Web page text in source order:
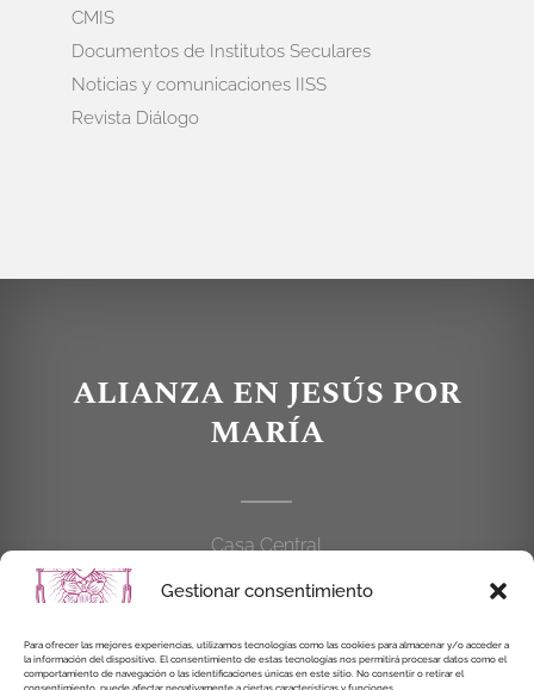
Gestionar consentimiento
Para ofrecer las mejores experiencias, utilizamos tecnologías como las cookies para almacenar y/o acceder a
la información del dispositivo. El consentimiento de estas tecnologías nos permitirá procesar datos como el
comportamiento de navegación o las identificaciones únicas en este sitio. No consentir o retirar el
consentimiento, puede afectar negativamente a ciertas características y funciones.
CMIS
Documentos de Institutos Seculares
Noticias y comunicaciones IISS
Revista Diálogo
ALIANZA EN JESÚS POR
MARÍA
Casa Central
C/Cardenal Cisneros, 55
914 462 114